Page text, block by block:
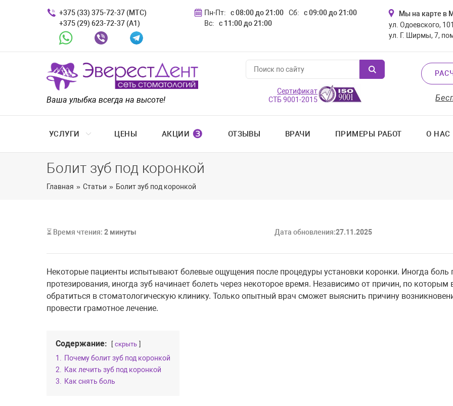
+375 (33) 375-72-37 (МТС)
+375 (29) 623-72-37 (A1)
Whatsapp Viber Telegram
Пн-Пт: с 08:00 до 21:00 Сб:
с 09:00 до 21:00
Вс:
с 11:00 до 21:00
Мы на карте в
ул. Одоевского,
ул. Г. Ширмы, 7,
Ваша улыбка всегда на высоте!
Сертификат
СТБ 9001-2015
УСЛУГИ ЦЕНЫ АКЦИИ ❸ ОТЗЫВЫ ВРАЧИ ПРИМЕРЫ РАБОТ О НАС
Болит зуб под коронкой
Главная » Статьи » Болит зуб под коронкой
⏳ Время чтения: 2 минуты Дата обновления:27.11.2025
Некоторые пациенты испытывают болевые ощущения после процедуры установки коронки. Иногда боль
протезирования, иногда зуб начинает болеть через некоторое время. Независимо от причин, по
обратиться в стоматологическую клинику. Только опытный врач сможет выяснить причину
провести грамотное лечение.
Содержание: скрыть
1. Почему болит зуб под коронкой
2. Как лечить зуб под коронкой
3. Как снять боль